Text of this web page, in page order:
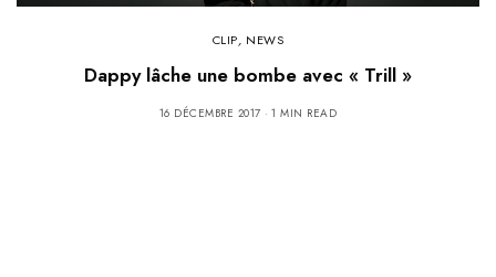
CLIP, NEWS
Dappy lâche une bombe avec « Trill »
16 DÉCEMBRE 2017 1 MIN READ